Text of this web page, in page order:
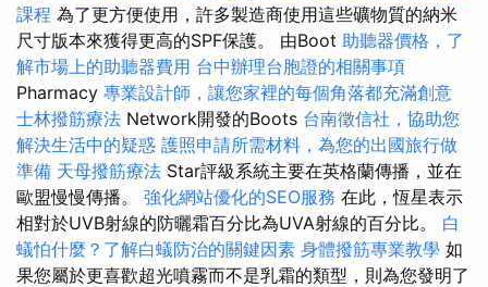
課程 為了更方便使用，許多製造商使用這些礦物質的納米
尺寸版本來獲得更高的SPF保護。 由Boot 助聽器價格，了
解市場上的助聽器費用 台中辦理台胞證的相關事項
Pharmacy 專業設計師，讓您家裡的每個角落都充滿創意
士林撥筋療法 Network開發的Boots 台南徵信社，協助您
解決生活中的疑惑 護照申請所需材料，為您的出國旅行做
準備 天母撥筋療法 Star評級系統主要在英格蘭傳播，並在
歐盟慢慢傳播。 強化網站優化的SEO服務 在此，恆星表示
相對於UVB射線的防曬霜百分比為UVA射線的百分比。 白
蟻怕什麼？了解白蟻防治的關鍵因素 身體撥筋專業教學 如
果您屬於更喜歡超光噴霧而不是乳霜的類型，則為您發明了